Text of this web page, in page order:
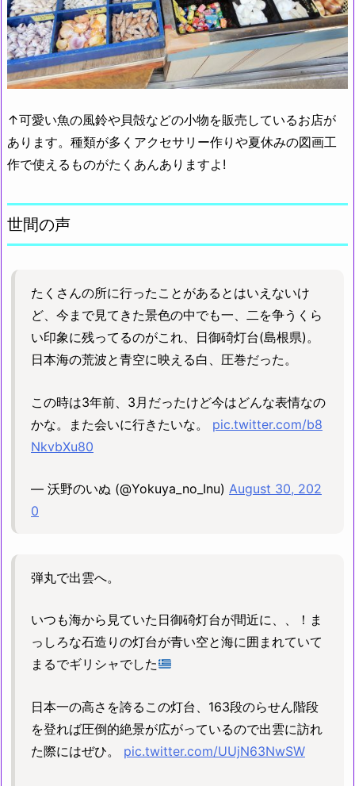
↑可愛い魚の風鈴や貝殻などの小物を販売しているお店が
あります。種類が多くアクセサリー作りや夏休みの図画工
作で使えるものがたくあんありますよ!
世間の声
たくさんの所に行ったことがあるとはいえないけ
ど、今まで見てきた景色の中でも一、二を争うくら
い印象に残ってるのがこれ、日御碕灯台(島根県)。
日本海の荒波と青空に映える白、圧巻だった。
この時は3年前、3月だったけど今はどんな表情なの
かな。また会いに行きたいな。 pic.twitter.com/b8
NkvbXu80
— 沃野のいぬ (@Yokuya_no_Inu) August 30, 202
0
弾丸で出雲へ。
いつも海から見ていた日御碕灯台が間近に、、！ま
っしろな石造りの灯台が青い空と海に囲まれていて
まるでギリシャでした
日本一の高さを誇るこの灯台、163段のらせん階段
を登れば圧倒的絶景が広がっているので出雲に訪れ
た際にはぜひ。 pic.twitter.com/UUjN63NwSW